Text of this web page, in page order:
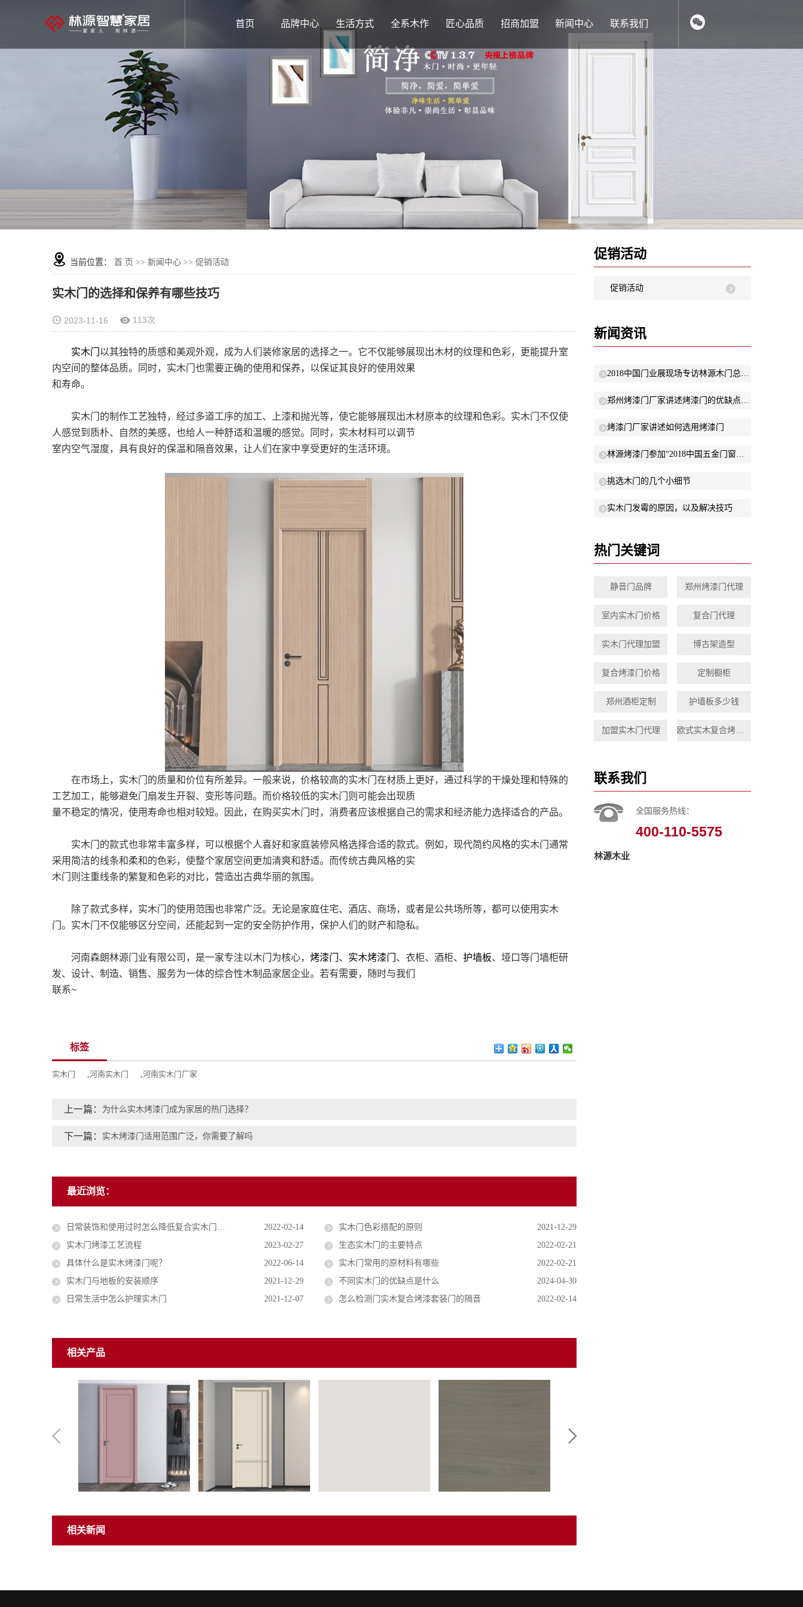
首页 品牌中心 生活方式 全系木作 匠心品质 招商加盟 新闻中心 联系我们
当前位置： 首 页 >> 新闻中心 >> 促销活动
实木门的选择和保养有哪些技巧
2023-11-16 113次
实木门 以其独特的质感和美观外观，成为人们装修家居的选择之一。它不仅能够展现出木材的纹理和色彩，更能提升室
内空间的整体品质。同时，实木门也需要正确的使用和保养，以保证其良好的使用效果
和寿命。
实木门的制作工艺独特，经过多道工序的加工、上漆和抛光等，使它能够展现出木材原本的纹理和色彩。实木门不仅使
人感觉到质朴、自然的美感，也给人一种舒适和温暖的感觉。同时，实木材料可以调节
室内空气湿度，具有良好的保温和隔音效果，让人们在家中享受更好的生活环境。
在市场上，实木门的质量和价位有所差异。一般来说，价格较高的实木门在材质上更好，通过科学的干燥处理和特殊的
工艺加工，能够避免门扇发生开裂、变形等问题。而价格较低的实木门则可能会出现质
量不稳定的情况，使用寿命也相对较短。因此，在购买实木门时，消费者应该根据自己的需求和经济能力选择适合的产品。
实木门的款式也非常丰富多样，可以根据个人喜好和家庭装修风格选择合适的款式。例如，现代简约风格的实木门通常
采用简洁的线条和柔和的色彩，使整个家居空间更加清爽和舒适。而传统古典风格的实
木门则注重线条的繁复和色彩的对比，营造出古典华丽的氛围。
除了款式多样，实木门的使用范围也非常广泛。无论是家庭住宅、酒店、商场，或者是公共场所等，都可以使用实木
门。实木门不仅能够区分空间，还能起到一定的安全防护作用，保护人们的财产和隐私。
河南森朗林源门业有限公司，是一家专注以木门为核心， 烤漆门 、 实木烤漆门 、衣柜、酒柜、 护墙板、垭口等门墙柜研
发、设计、制造、销售、服务为一体的综合性木制品家居企业。若有需要，随时与我们
联系~
标签
实木门 ,河南实木门 ,河南实木门厂家
上一篇： 为什么实木烤漆门成为家居的热门选择？
下一篇： 实木烤漆门适用范围广泛，你需要了解吗
最近浏览：
日常装饰和使用过时怎么降低复合实木门甲醛的释放量 2022-02-14 实木门色彩搭配的原则
2021-12-29
实木门烤漆工艺流程
2023-02-27 生态实木门的主要特点
2022-02-21
具体什么是实木烤漆门呢？
2022-06-14 实木门常用的原材料有哪些
2022-02-21
实木门与地板的安装顺序
2021-12-29 不同实木门的优缺点是什么
2024-04-30
日常生活中怎么护理实木门
2021-12-07 怎么检测门实木复合烤漆套装门的隔音 2022-02-14
相关产品
相关新闻
促销活动
促销活动
新闻资讯
2018中国门业展现场专访林源木门总经理晓娜：以“低碳环保”原则研发新产品
郑州烤漆门厂家讲述烤漆门的优缺点有哪些？
烤漆门厂家讲述如何选用烤漆门
林源烤漆门参加“2018中国五金门窗年度峰会”
挑选木门的几个小细节
实木门发霉的原因，以及解决技巧
热门关键词
静音门品牌 郑州烤漆门代理
室内实木门价格 复合门代理
实木门代理加盟 博古架造型
复合烤漆门价格 定制橱柜
郑州酒柜定制 护墙板多少钱
加盟实木门代理 欧式实木复合烤漆门
联系我们
全国服务热线：
400-110-5575
林源木业